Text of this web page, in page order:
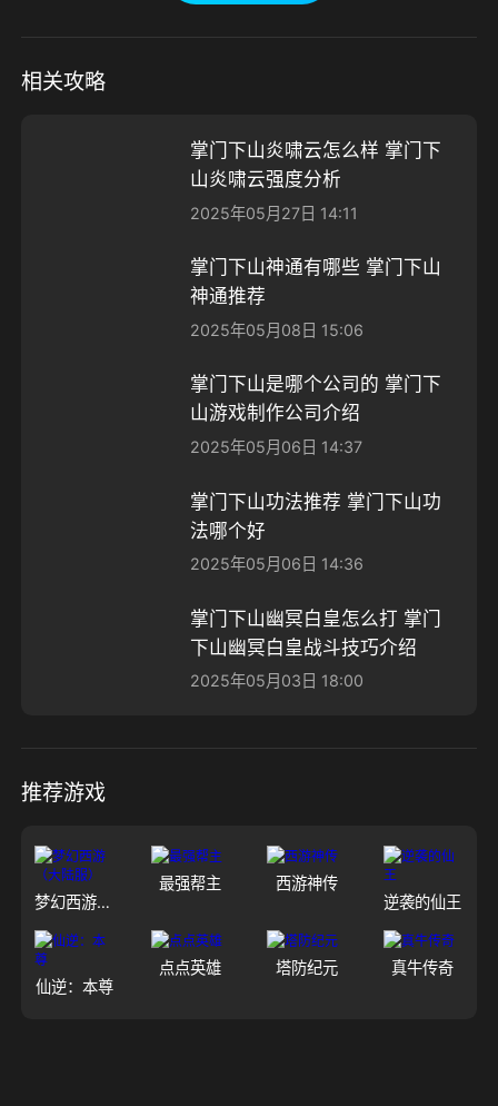
相关攻略
掌门下山炎啸云怎么样 掌门下
山炎啸云强度分析
2025年05月27日 14:11
掌门下山神通有哪些 掌门下山
神通推荐
2025年05月08日 15:06
掌门下山是哪个公司的 掌门下
山游戏制作公司介绍
2025年05月06日 14:37
掌门下山功法推荐 掌门下山功
法哪个好
2025年05月06日 14:36
掌门下山幽冥白皇怎么打 掌门
下山幽冥白皇战斗技巧介绍
2025年05月03日 18:00
推荐游戏
梦幻西游（大陆服）
最强帮主
西游神传
逆袭的仙王
仙逆：本尊
点点英雄 塔防纪元 真牛传奇